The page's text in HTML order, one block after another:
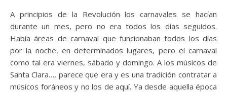
A principios de la Revolución los carnavales se hacían
durante un mes, pero no era todos los días seguidos.
Había áreas de carnaval que funcionaban todos los días
por la noche, en determinados lugares, pero el carnaval
como tal era viernes, sábado y domingo. A los músicos de
Santa Clara…, parece que era y es una tradición contratar a
músicos foráneos y no los de aquí. Ya desde aquella época